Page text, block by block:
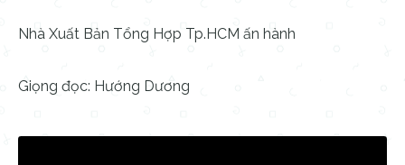
Nhà Xuất Bản Tổng Hợp Tp.HCM ấn hành
Giọng đọc: Hướng Dương